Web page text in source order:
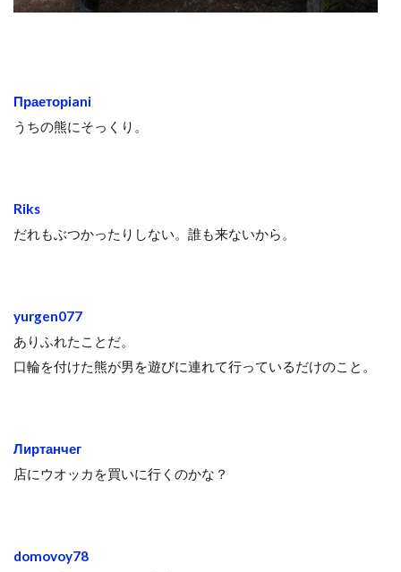
Праеторiani
うちの熊にそっくり。
Riks
だれもぶつかったりしない。誰も来ないから。
yurgen077
ありふれたことだ。
口輪を付けた熊が男を遊びに連れて行っているだけのこと。
Лиртанчег
店にウオッカを買いに行くのかな？
domovoy78